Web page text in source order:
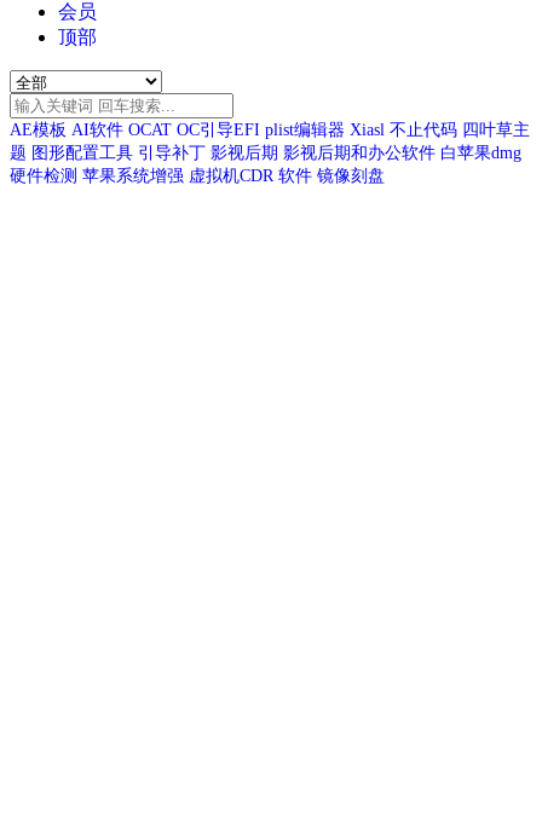
会员
顶部
AE模板 AI软件 OCAT OC引导EFI plist编辑器 Xiasl 不止代码 四叶草主
题 图形配置工具 引导补丁 影视后期 影视后期和办公软件 白苹果dmg
硬件检测 苹果系统增强 虚拟机CDR 软件 镜像刻盘